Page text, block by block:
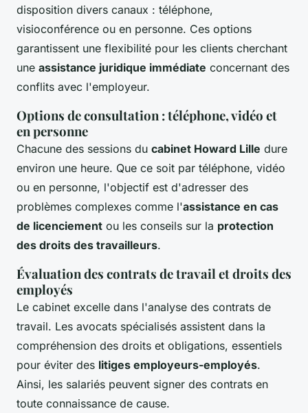
disposition divers canaux : téléphone,
visioconférence ou en personne. Ces options
garantissent une flexibilité pour les clients cherchant
une assistance juridique immédiate concernant des
conflits avec l'employeur.
Options de consultation : téléphone, vidéo et
en personne
Chacune des sessions du cabinet Howard Lille dure
environ une heure. Que ce soit par téléphone, vidéo
ou en personne, l'objectif est d'adresser des
problèmes complexes comme l'assistance en cas
de licenciement ou les conseils sur la protection
des droits des travailleurs.
Évaluation des contrats de travail et droits des
employés
Le cabinet excelle dans l'analyse des contrats de
travail. Les avocats spécialisés assistent dans la
compréhension des droits et obligations, essentiels
pour éviter des litiges employeurs-employés.
Ainsi, les salariés peuvent signer des contrats en
toute connaissance de cause.